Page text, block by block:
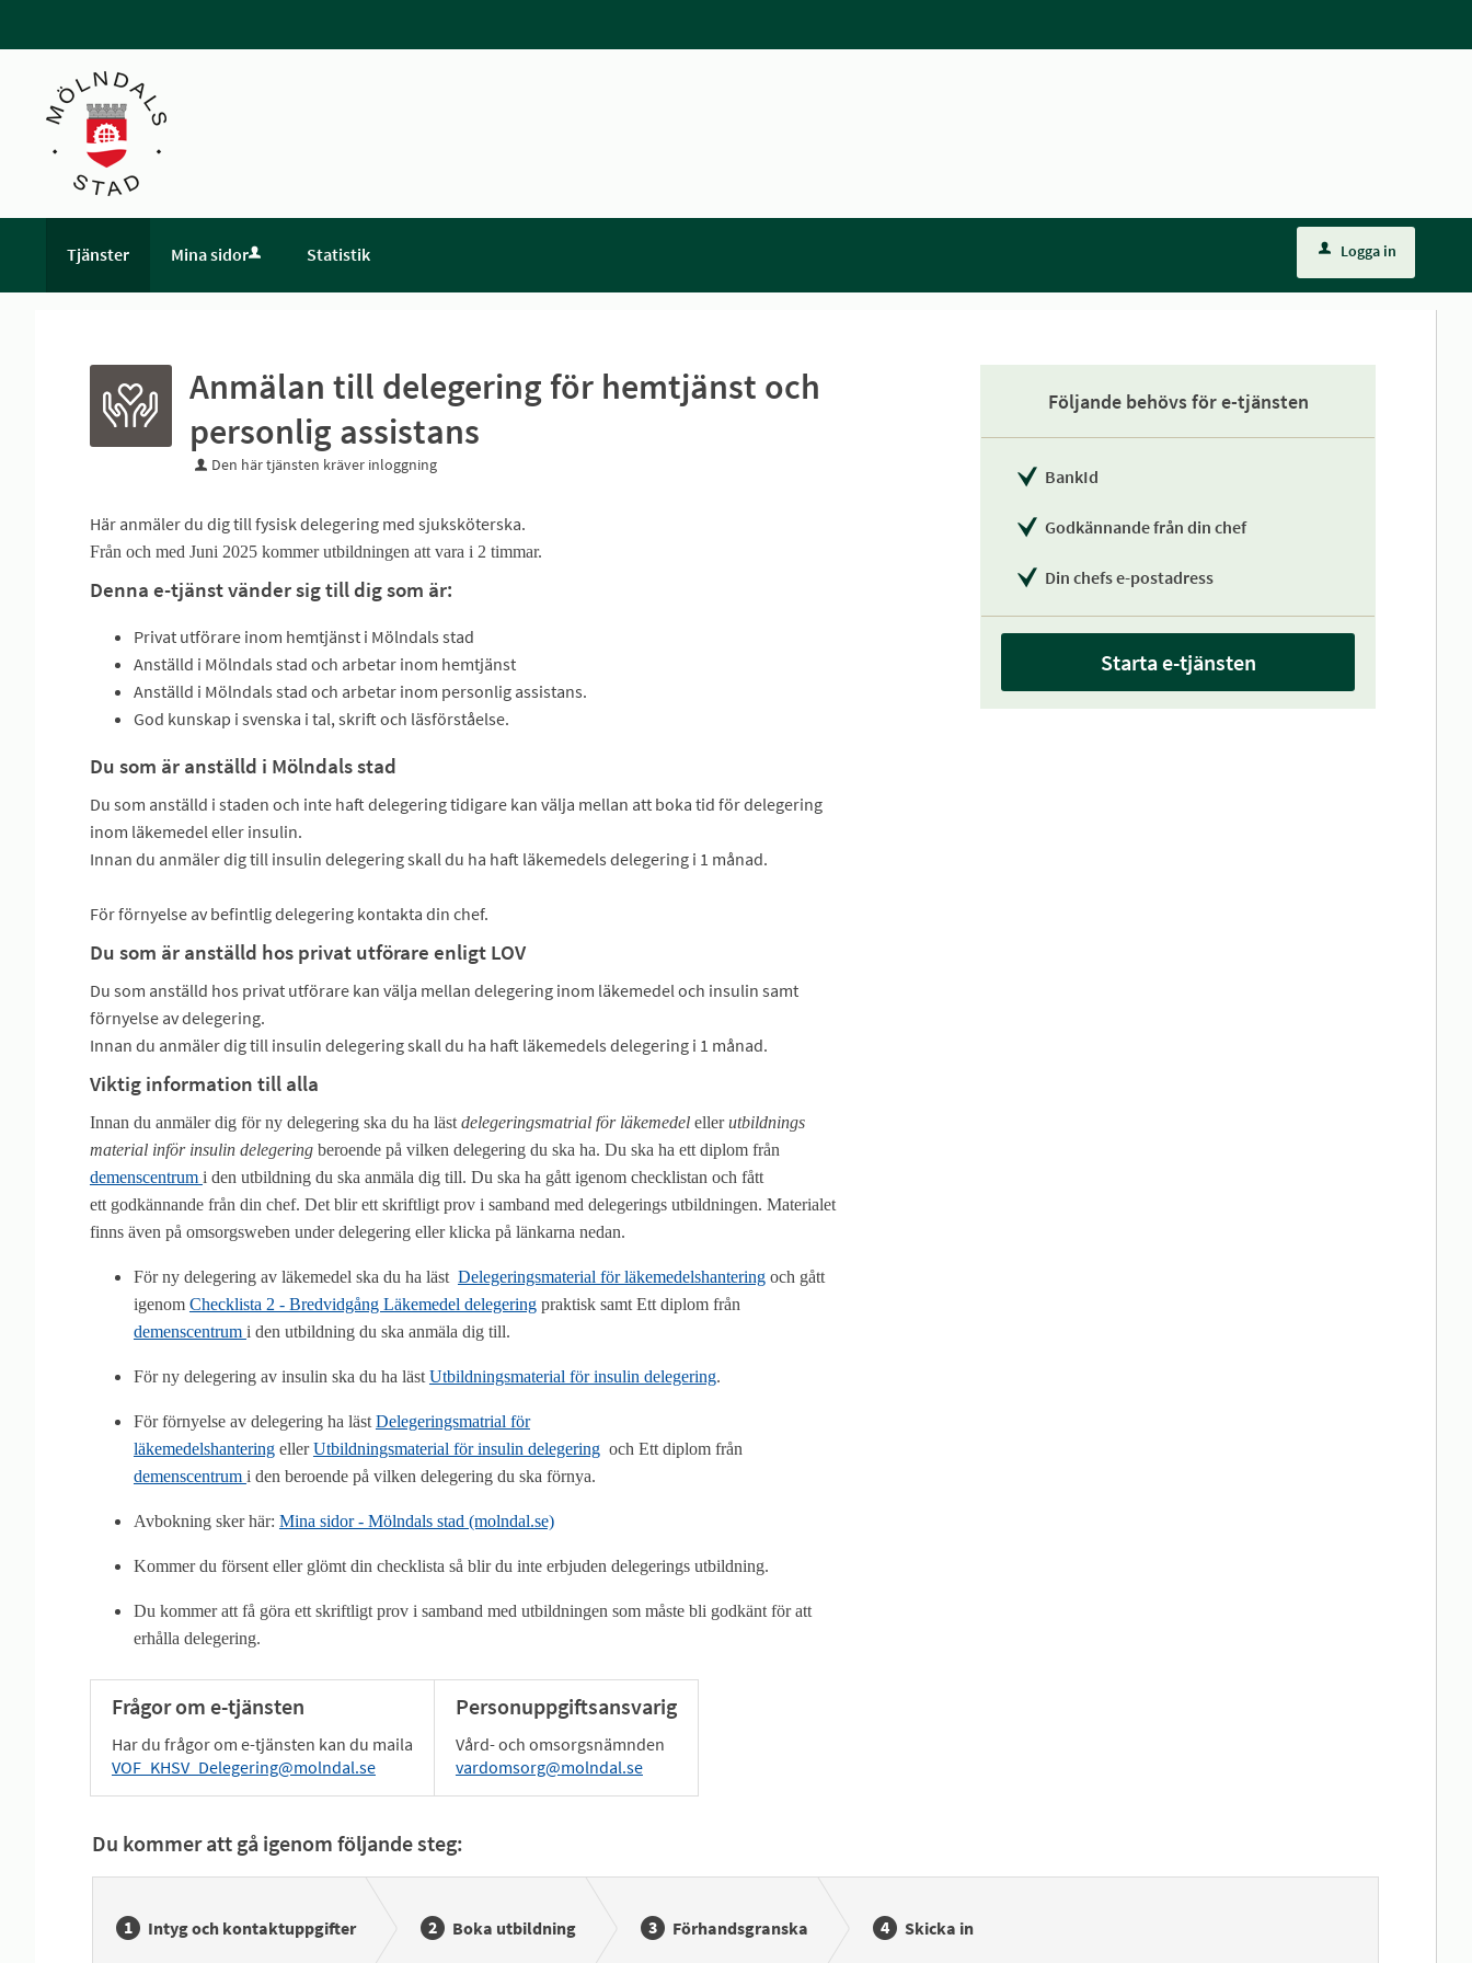
Tjänster Mina sidor Statistik Logga in
Anmälan till delegering för hemtjänst och
personlig assistans
Den här tjänsten kräver inloggning
Här anmäler du dig till fysisk delegering med sjuksköterska.
Från och med Juni 2025 kommer utbildningen att vara i 2 timmar.
Denna e-tjänst vänder sig till dig som är:
Privat utförare inom hemtjänst i Mölndals stad
Anställd i Mölndals stad och arbetar inom hemtjänst
Anställd i Mölndals stad och arbetar inom personlig assistans.
God kunskap i svenska i tal, skrift och läsförståelse.
Du som är anställd i Mölndals stad
Du som anställd i staden och inte haft delegering tidigare kan välja mellan att boka tid för delegering
inom läkemedel eller insulin.
Innan du anmäler dig till insulin delegering skall du ha haft läkemedels delegering i 1 månad.
För förnyelse av befintlig delegering kontakta din chef.
Du som är anställd hos privat utförare enligt LOV
Du som anställd hos privat utförare kan välja mellan delegering inom läkemedel och insulin samt
förnyelse av delegering.
Innan du anmäler dig till insulin delegering skall du ha haft läkemedels delegering i 1 månad.
Viktig information till alla
Innan du anmäler dig för ny delegering ska du ha läst delegeringsmatrial för läkemedelellerutbildnings
material inför insulin delegeringberoende på vilken delegering du ska ha. Du ska ha ett diplom från
demenscentrum i den utbildning du ska anmäla dig till. Du ska ha gått igenom checklistan och fått
ett godkännande från din chef. Det blir ett skriftligt prov i samband med delegerings utbildningen. Materialet
finns även på omsorgsweben under delegering eller klicka på länkarna nedan.
För ny delegering av läkemedel ska du ha läst Delegeringsmaterial för läkemedelshanteringoch gått
igenom Checklista 2 - Bredvidgång Läkemedel delegeringpraktisk samt Ett diplom från
demenscentrum i den utbildning du ska anmäla dig till.
För ny delegering av insulin ska du ha läst Utbildningsmaterial för insulin delegering.
För förnyelse av delegering ha läst Delegeringsmatrial för
läkemedelshanteringellerUtbildningsmaterial för insulin delegeringoch Ett diplom från
demenscentrum i den beroende på vilken delegering du ska förnya.
Avbokning sker här: Mina sidor - Mölndals stad (molndal.se)
Kommer du försent eller glömt din checklista så blir du inte erbjuden delegerings utbildning.
Du kommer att få göra ett skriftligt prov i samband med utbildningen som måste bli godkänt för att
erhålla delegering.
Frågor om e-tjänsten
Har du frågor om e-tjänsten kan du maila
VOF_KHSV_Delegering@molndal.se
Personuppgiftsansvarig
Vård- och omsorgsnämnden
vardomsorg@molndal.se
Följande behövs för e-tjänsten
BankId
Godkännande från din chef
Din chefs e-postadress
Starta e-tjänsten
Du kommer att gå igenom följande steg:
Intyg och kontaktuppgifter Boka utbildning Förhandsgranska Skicka in